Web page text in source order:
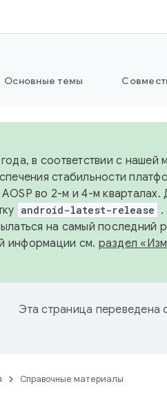
Основные темы
в соответствии с
стабильности
во 2-м и 4-м кварталах.
android-latest-release .
на самый последний
информации см. раздел
Эта страница
Справочные материалы